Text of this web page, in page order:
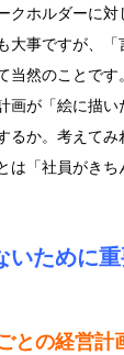
クホルダーに
大事ですが、「
当然のことで
画が「絵に描
るか。考えてみ
は「社員がき
いために
との経営計